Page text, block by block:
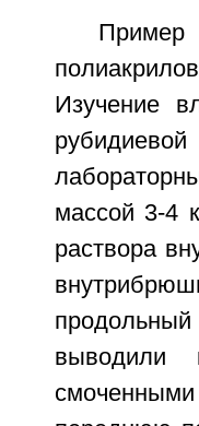
Изучение
массой 3-4
раствора
выводили